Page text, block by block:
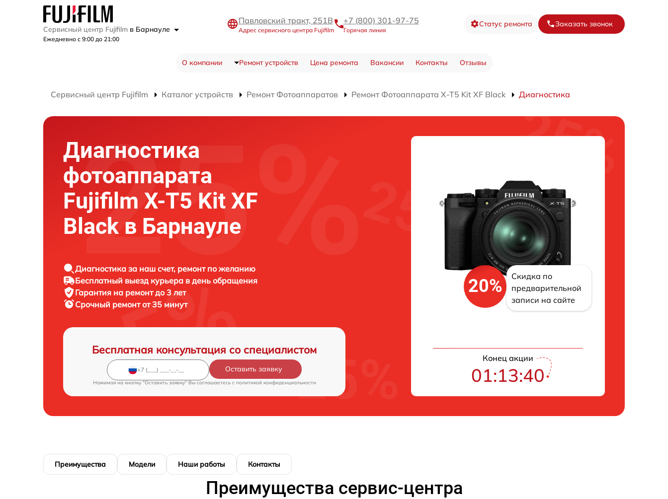
Сервисный центр Fujifilm в Барнауле
Ежедневно с 9:00 до 21:00
Павловский тракт, 251В
Адрес сервисного центра Fujifilm
+7 (800) 301-97-75
Горячая линия
Статус ремонта Заказать звонок
О компании Ремонт устройств Цена ремонта Вакансии Контакты Отзывы
Сервисный центр Fujifilm Каталог устройств Ремонт Фотоаппаратов Ремонт Фотоаппарата X-T5 Kit XF Black Диагностика
Диагностика
фотоаппарата
Fujifilm X-T5 Kit XF
Black в Барнауле
Диагностика за наш счет, ремонт по желанию
Бесплатный выезд курьера в день обращения
Гарантия на ремонт до 3 лет
Срочный ремонт от 35 минут
Бесплатная консультация со специалистом
Оставить заявку
Нажимая на кнопку "Оставить заявку" Вы соглашаетесь c политикой конфиденциальности
20%
Скидка по
предварительной
записи на сайте
Конец акции
01:13:39
Преимущества Модели Наши работы Контакты
Преимущества сервис-центра